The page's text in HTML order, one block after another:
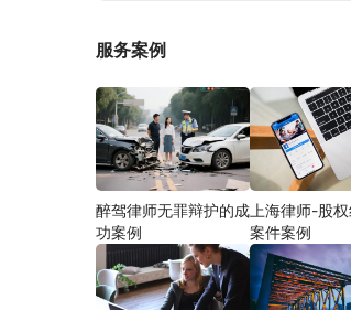
服务案例
醉驾律师无罪辩护的成
功案例
上海律师-股
案件案例